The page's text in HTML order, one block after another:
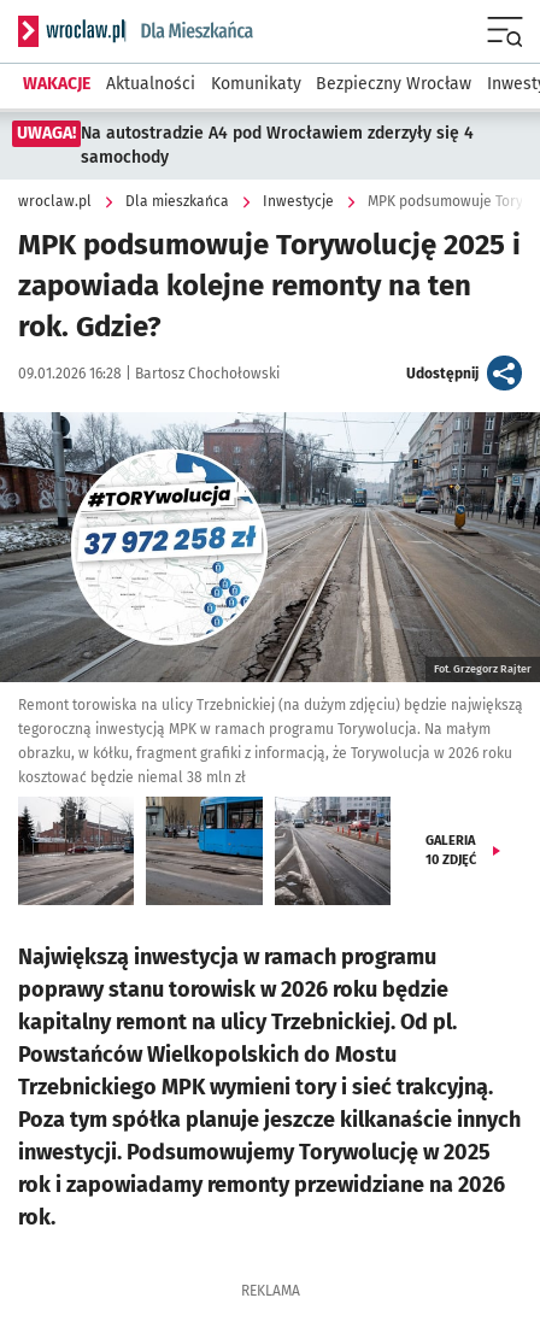
Serwis informacyjny wroclaw.pl podserwis: Dla mieszkańca
WAKACJE Aktualności Komunikaty Bezpieczny Wrocław
UWAGA! Na autostradzie A4 pod Wrocławiem zderzyły się 4
samochody
wroclaw.pl Dla mieszkańca Inwestycje MPK podsumowuje
MPK podsumowuje Torywolucję 2025 i
zapowiada kolejne remonty na ten
rok. Gdzie?
Data publikacji:
09.01.2026 16:28 | Autor:
Bartosz Chochołowski Udostępnijartykuł
Kliknij, aby zobaczyć galerię
Kliknij, aby powiększyć
Fot. Grzegorz Rajter
Remont torowiska na ulicy Trzebnickiej (na dużym zdjęciu) będzie największą
tegoroczną inwestycją MPK w ramach programu Torywolucja. Na małym
obrazku, w kółku, fragment grafiki z informacją, że Torywolucja w 2026 roku
kosztować będzie niemal 38 mln zł
GALERIA
10 ZDJĘĆ
Największą inwestycja w ramach programu
poprawy stanu torowisk w 2026 roku będzie
kapitalny remont na ulicy Trzebnickiej. Od pl.
Powstańców Wielkopolskich do Mostu
Trzebnickiego MPK wymieni tory i sieć trakcyjną.
Poza tym spółka planuje jeszcze kilkanaście innych
inwestycji. Podsumowujemy Torywolucję w 2025
rok i zapowiadamy remonty przewidziane na 2026
rok.
REKLAMA